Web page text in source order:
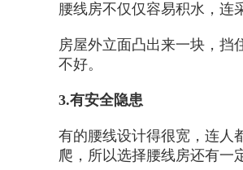
腰线房不仅仅容易积水，连
房屋外立面凸出来一块，挡
不好。
3.有安全隐患
有的腰线设计得很宽，连人
爬，所以选择腰线房还有一